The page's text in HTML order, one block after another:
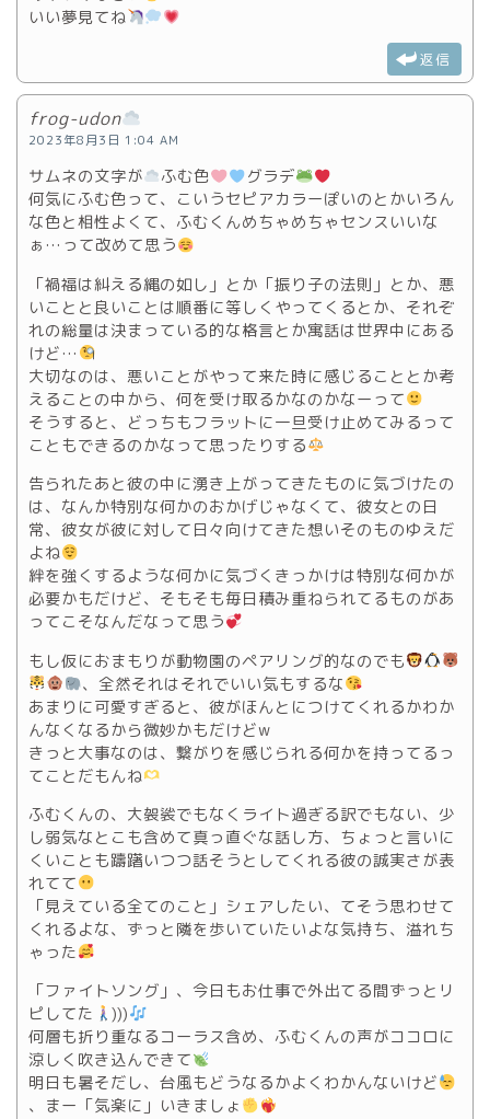
いい夢見てね
返信
frog-udon
2023年8月3日 1:04 AM
サムネの文字が ふむ色
グラデ
何気にふむ色って、こいうセピアカラーぽいのとかいろん
な色と相性よくて、ふむくんめちゃめちゃセンスいいな
ぁ…って改めて思う
「禍福は糾える縄の如し」とか「振り子の法則」とか、悪
いことと良いことは順番に等しくやってくるとか、それぞ
れの総量は決まっている的な格言とか寓話は世界中にある
けど…
大切なのは、悪いことがやって来た時に感じることとか考
えることの中から、何を受け取るかなのかなーって
そうすると、どっちもフラットに一旦受け止めてみるって
こともできるのかなって思ったりする
告られたあと彼の中に湧き上がってきたものに気づけたの
は、なんか特別な何かのおかげじゃなくて、彼女との日
常、彼女が彼に対して日々向けてきた想いそのものゆえだ
よね
絆を強くするような何かに気づくきっかけは特別な何かが
必要かもだけど、そもそも毎日積み重ねられてるものがあ
ってこそなんだなって思う
もし仮におまもりが動物園のペアリング的なのでも
、全然それはそれでいい気もするな
あまりに可愛すぎると、彼がほんとにつけてくれるかわか
んなくなるから微妙かもだけどw
きっと大事なのは、繋がりを感じられる何かを持ってるっ
てことだもんね
ふむくんの、大袈裟でもなくライト過ぎる訳でもない、少
し弱気なとこも含めて真っ直ぐな話し方、ちょっと言いに
くいことも躊躇いつつ話そうとしてくれる彼の誠実さが表
れてて
「見えている全てのこと」シェアしたい、てそう思わせて
くれるよな、ずっと隣を歩いていたいよな気持ち、溢れち
ゃった
「ファイトソング」、今日もお仕事で外出てる間ずっとリ
ピしてた
)))
何層も折り重なるコーラス含め、ふむくんの声がココロに
涼しく吹き込んできて
明日も暑そだし、台風もどうなるかよくわかんないけど
、まー「気楽に」いきましょ